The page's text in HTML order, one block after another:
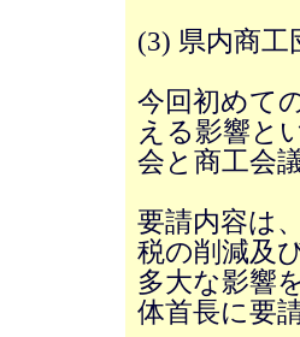
(3) 県内商
今回初めて
える影響と
会と商工会
要請内容は
税の削減及
多大な影響
体首長に要